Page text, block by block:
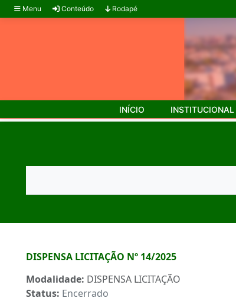
Menu Conteúdo Rodapé
INÍCIO INSTITUCIONAL
DISPENSA LICITAÇÃO Nº 14/2025
Modalidade: DISPENSA LICITAÇÃO
Status: Encerrado